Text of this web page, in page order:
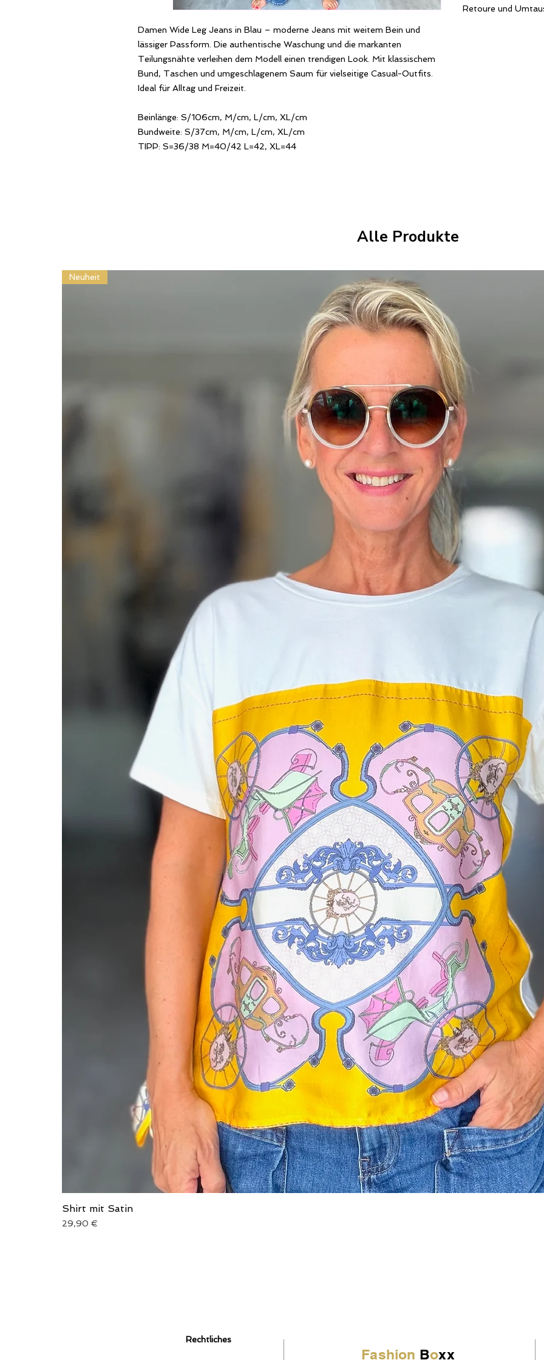
Damen Wide Leg Jeans in Blau – moderne Jeans mit weitem Bein und
lässiger Passform. Die authentische Waschung und die markanten
Teilungsnähte verleihen dem Modell einen trendigen Look. Mit klassischem
Bund, Taschen und umgeschlagenem Saum für vielseitige Casual-Outfits.
Ideal für Alltag und Freizeit.
Beinlänge: S/106cm, M/cm, L/cm, XL/cm
Bundweite: S/37cm, M/cm, L/cm, XL/cm
TIPP: S=36/38 M=40/42 L=42, XL=44
Wir empfehlen stets
dazu kommen.
Retoure und
Alle Produkte
Neuheit
Shirt mit Satin
Preis
29,90 €
Rechtliches
Fashion Boxx